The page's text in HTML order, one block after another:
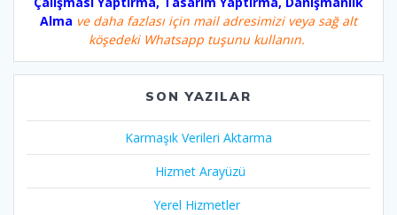
Alma ve daha fazlası için mail adresimizi veya sağ alt
köşedeki Whatsapp tuşunu kullanın.
SON YAZILAR
Karmaşık Verileri Aktarma
Hizmet Arayüzü
Yerel Hizmetler